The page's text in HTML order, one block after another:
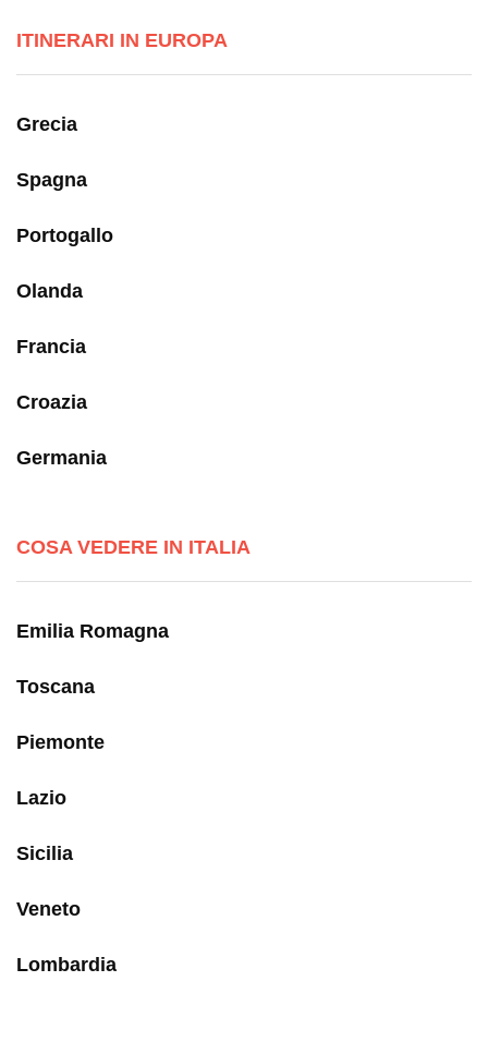
ITINERARI IN EUROPA
Grecia
Spagna
Portogallo
Olanda
Francia
Croazia
Germania
COSA VEDERE IN ITALIA
Emilia Romagna
Toscana
Piemonte
Lazio
Sicilia
Veneto
Lombardia